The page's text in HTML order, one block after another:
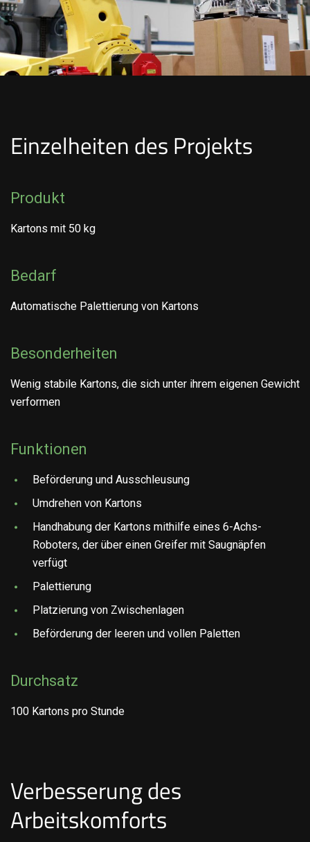
Einzelheiten des Projekts
Produkt
Kartons mit 50 kg
Bedarf
Automatische Palettierung von Kartons
Besonderheiten
Wenig stabile Kartons, die sich unter ihrem eigenen Gewicht
verformen
Funktionen
Beförderung und Ausschleusung
Umdrehen von Kartons
Handhabung der Kartons mithilfe eines 6-Achs-
Roboters, der über einen Greifer mit Saugnäpfen
verfügt
Palettierung
Platzierung von Zwischenlagen
Beförderung der leeren und vollen Paletten
Durchsatz
100 Kartons pro Stunde
Verbesserung des
Arbeitskomforts